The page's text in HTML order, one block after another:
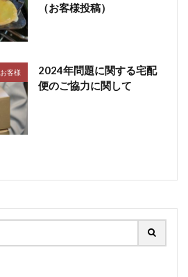
（お客様投稿）
お客様
2024年問題に関する宅配
便のご協力に関して